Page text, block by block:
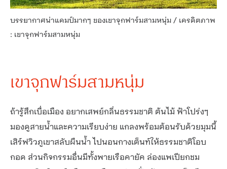
บรรยากาศน่าแคมป์มากๆ ของเขาจุกฟาร์มสามหนุ่ม / เครดิตภาพ
: เขาจุกฟาร์มสามหนุ่ม
เขาจุกฟาร์มสามหนุ่ม
ถ้ารู้สึกเบื่อเมือง อยากเสพย์กลิ่นธรรมชาติ ต้นไม้ ฟ้าโปร่งๆ
มองดูสายน้ำและความเรียบง่าย แกลงพร้อมต้อนรับด้วยมุมนี้
เสิร์ฟวิวภูเขาสลับผืนน้ำ ไปนอนกางเต็นท์ให้ธรรมชาติโอบ
กอด ส่วนกิจกรรมอื่นมีทั้งพายเรือคายัค ล่องแพเปียกชม